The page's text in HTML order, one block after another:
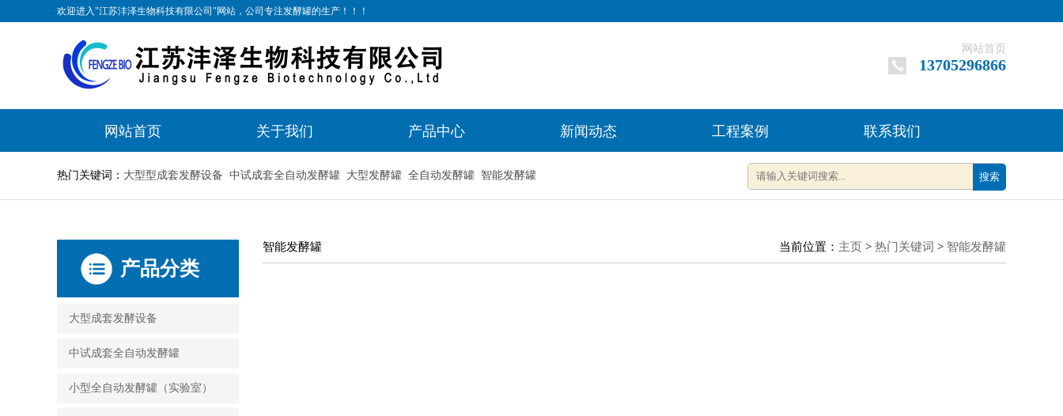
欢迎进入"江苏沣泽生物科技有限公司"网站，公司专注发酵罐的生产！！！
网站首页
13705296866
网站首页 关于我们 产品中心 新闻动态 工程案例 联系我们
热门关键词： 大型型成套发酵设备 中试成套全自动发酵罐 大型发酵罐 全自动发酵罐 智能发酵罐 搜索
产品分类
大型成套发酵设备
中试成套全自动发酵罐
小型全自动发酵罐（实验室）
智能发酵罐 当前位置： 主页 > 热门关键词 > 智能发酵罐